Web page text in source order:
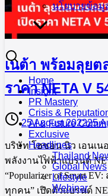
นโยบายข้อ
Home
Insight
PR Mastery
Crisis &
AI & Future Comm
Exclusive
Headlines
Thailand
Global News
Lifestyle
Webinar
เนต้า พร้อมลุยต
ราคา NETA V
25 August 202225
บริษัท โฮซอน นิว เอนเน
พลังงานไฟฟ้าแบรนด์
“Popularizer of Smart
ทุกคน” เปิดตัวแบรนด์